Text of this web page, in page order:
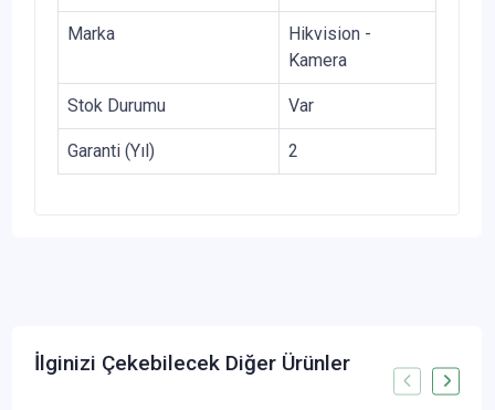
Marka
Hikvision -
Kamera
Stok Durumu Var
Garanti (Yıl) 2
İlginizi Çekebilecek Diğer Ürünler